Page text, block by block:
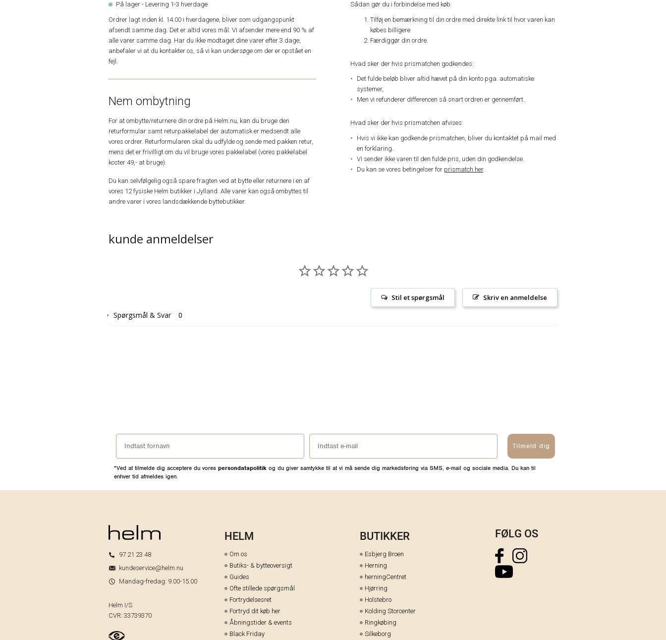
På lager - Levering 1-3 hverdage
Ordrer lagt inden kl. 14.00 i hverdagene, bliver som udgangspunkt
afsendt samme dag. Det er altid vores mål. Vi afsender mere end 90 % af
alle varer samme dag. Har du ikke modtaget dine varer efter 3 dage,
anbefaler vi at du kontakter os, så vi kan undersøge om der er opstået en
fejl.
Nem ombytning
For at ombytte/returnere din ordre på Helm.nu, kan du bruge den
returformular samt returpakkelabel der automatisk er medsendt alle
vores ordrer. Returformularen skal du udfylde og sende med pakken retur,
mens det er frivilligt om du vil bruge vores pakkelabel (vores pakkelabel
koster 49,- at bruge).
Du kan selvfølgelig også spare fragten ved at bytte eller returnere i en af
vores 12 fysiske Helm butikker i Jylland. Alle varer kan også ombyttes til
andre varer i vores landsdækkende byttebutikker.
Sådan gør du i forbindelse med køb
Tilføj en bemærkning til din ordre med direkte link til hvor varen kan
købes billigere
Færdiggør din ordre.
Hvad sker der hvis prismatchen godkendes:
Det fulde beløb bliver altid hævet på din konto pga. automatiske
systemer,
Men vi refunderer differencen så snart ordren er gennemført.
Hvad sker der hvis prismatchen afvises:
Hvis vi ikke kan godkende prismatchen, bliver du kontaktet på mail med
en forklaring.
Vi sender ikke varen til den fulde pris, uden din godkendelse.
Du kan se vores betingelser for prismatch her.
kunde anmeldelser
Skriv en anmeldelse
Stil et spørgsmål
Spørgsmål & Svar
Tilmeld dig
*Ved at tilmelde dig acceptere du vores persondatapolitik og du giver samtykke til at vi må sende dig markedsføring via SMS, e-mail og sociale media. Du kan til
enhver tid afmeldes igen.
97 21 23 48
kundeservice@helm.nu
Mandag-fredag: 9.00-15.00
Helm I/S
CVR: 33739370
HELM
Om os
Butiks- & bytteoversigt
Guides
Ofte stillede spørgsmål
Fortrydelsesret
Fortryd dit køb her
Åbningstider & events
Black Friday
BUTIKKER
Esbjerg Broen
Herning
herningCentret
Hjørring
Holstebro
Kolding Storcenter
Ringkøbing
Silkeborg
FØLG OS